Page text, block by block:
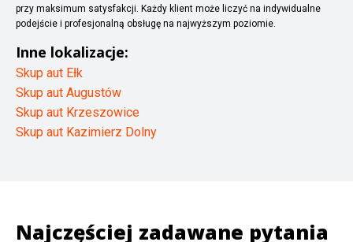
przy maksimum satysfakcji. Każdy klient może liczyć na indywidualne
podejście i profesjonalną obsługę na najwyższym poziomie.
Inne lokalizacje:
Skup aut Ełk
Skup aut Augustów
Skup aut Krzeszowice
Skup aut Kazimierz Dolny
Najczęściej zadawane pytania